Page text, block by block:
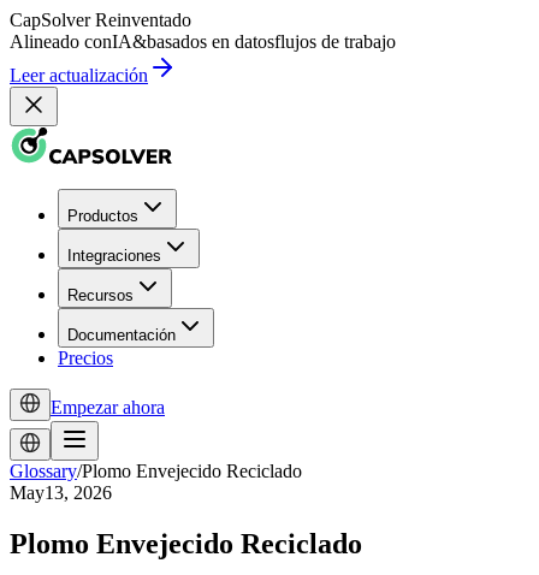
CapSolver Reinventado
Alineado conIA&basados en datosflujos de trabajo
Leer actualización
Productos
Integraciones
Recursos
Documentación
Precios
Empezar ahora
Glossary/Plomo Envejecido Reciclado
May13, 2026
Plomo Envejecido Reciclado